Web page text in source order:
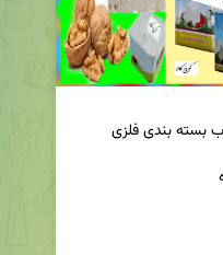
کالا همراه شما